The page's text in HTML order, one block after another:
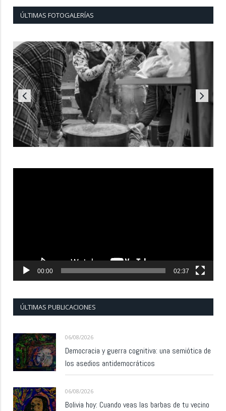
ÚLTIMAS FOTOGALERÍAS
00:00 02:37
ÚLTIMAS PUBLICACIONES
06/08/2026
Democracia y guerra cognitiva: una semiótica de
los asedios antidemocráticos
06/08/2026
Bolivia hoy: Cuando veas las barbas de tu vecino